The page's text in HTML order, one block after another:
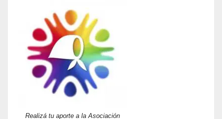
Realizá tu aporte a la Asociación